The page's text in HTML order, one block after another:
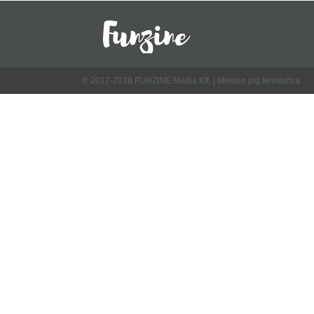
© 2017-2018 FUNZINE Média Kft. | Minden jog fenntartva